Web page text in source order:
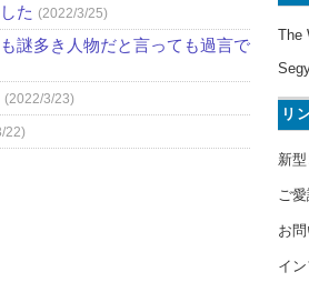
た (2022/3/25)
謎多き人物だと言っても過言で
(2022/3/23)
22)
The
リ
新
ご
お
イ